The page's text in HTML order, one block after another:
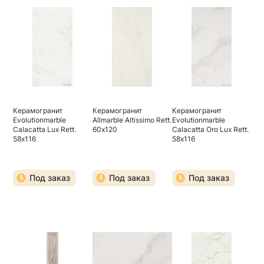
Керамогранит
Evolutionmarble
Calacatta Lux Rett.
58х116
Под заказ
Керамогранит
Allmarble Altissimo Rett.
60х120
Под заказ
Керамогранит
Evolutionmarble
Calacatta Oro Lux Rett.
58х116
Под заказ